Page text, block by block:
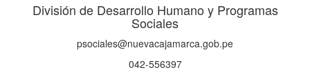
División de Desarrollo Humano y Programas
Sociales
psociales@nuevacajamarca.gob.pe
042-556397